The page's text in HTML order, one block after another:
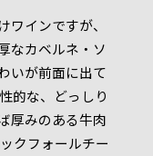
ワインですが、
なカベルネ・ソ
いが前面に出て
的な、どっしり
厚みのある牛肉
クフォールチー